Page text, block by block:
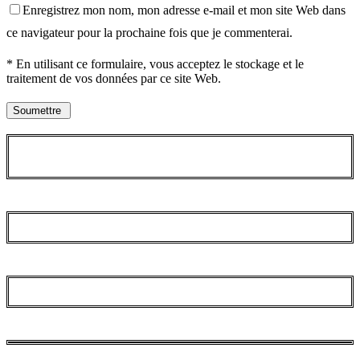
Enregistrez mon nom, mon adresse e-mail et mon site Web dans
ce navigateur pour la prochaine fois que je commenterai.
* En utilisant ce formulaire, vous acceptez le stockage et le
traitement de vos données par ce site Web.